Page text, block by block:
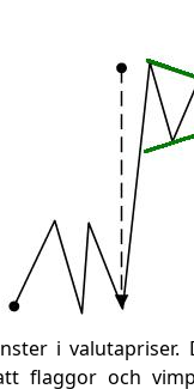
i
flaggor och